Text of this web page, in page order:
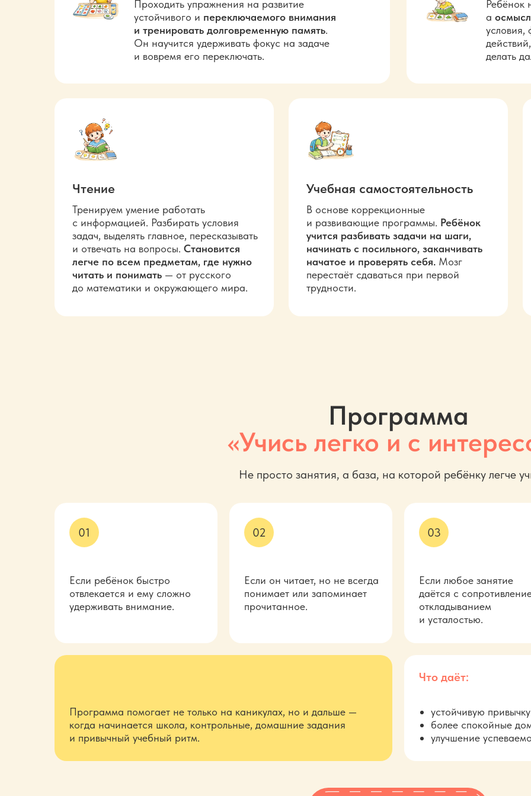
Ребёнок
а
условия,
делать
Проходить упражнения на развитие
устойчивого и переключаемого внимания
и тренировать долговременную память.
Он научится удерживать фокус на задаче
и вовремя его переключать.
Учебная самостоятельность
В основе коррекционные
и развивающие программы. Ребёнок
учится разбивать задачи на шаги,
начинать с посильного, заканчивать
начатое и проверять себя. Мозг
перестаёт сдаваться при первой
трудности.
Тренируем умение работать
с информацией. Разбирать условия
задач, выделять главное, пересказывать
и отвечать на вопросы. Становится
легче по всем предметам, где нужно
читать и понимать — от русского
до математики и окружающего мира.
Чтение
Если ребёнок быстро
отвлекается и ему сложно
удерживать внимание.
Программа
«Учись легко и с
Не просто занятия, а база, на которой ребёнку легче
01
Если он читает, но не всегда
понимает или запоминает
прочитанное.
02
Если любое занятие
даётся с
откладыванием
и усталостью.
03
Программа помогает не только на каникулах, но и дальше —
когда начинается школа, контрольные, домашние задания
и привычный учебный ритм.
устойчивую
более спокойные
улучшение
Что даёт: